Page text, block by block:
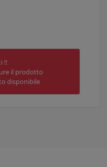
!!
il prodotto
disponibile